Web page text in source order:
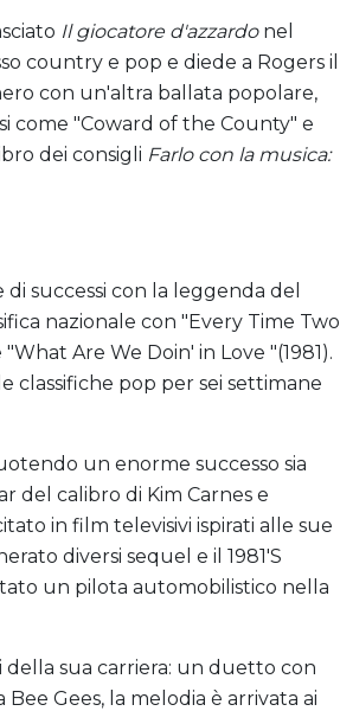
Il giocatore d'azzardonel
country e pop e diede a Rogers il
con un'altra ballata popolare,
come "Coward of the County" e
dei consigli Farlo con la musica:
successi con la leggenda del
nazionale con "Every Time Two
Are We Doin' in Love "(1981).
classifiche pop per sei settimane
un enorme successo sia
del calibro di Kim Carnes e
in film televisivi ispirati alle sue
diversi sequel e il 1981'S
un pilota automobilistico nella
della sua carriera: un duetto con
Gees, la melodia è arrivata ai